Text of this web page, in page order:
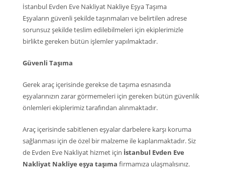
İstanbul Evden Eve Nakliyat Nakliye Eşya Taşıma
Eşyaların güvenli şekilde taşınmaları ve belirtilen adrese
sorunsuz şekilde teslim edilebilmeleri için ekiplerimizle
birlikte gereken bütün işlemler yapılmaktadır.
Güvenli Taşıma
Gerek araç içerisinde gerekse de taşıma esnasında
eşyalarınızın zarar görmemeleri için gereken bütün güvenlik
önlemleri ekiplerimiz tarafından alınmaktadır.
Araç içerisinde sabitlenen eşyalar darbelere karşı koruma
sağlanması için de özel bir malzeme ile kaplanmaktadır. Siz
de Evden Eve Nakliyat hizmet için İstanbul Evden Eve
Nakliyat Nakliye eşya taşıma firmamıza ulaşmalısınız.